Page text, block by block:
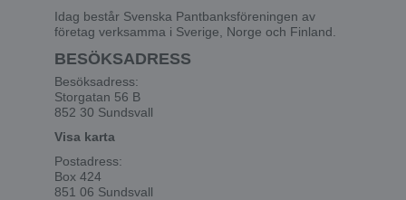
Idag består Svenska Pantbanksföreningen av
företag verksamma i Sverige, Norge och Finland.
BESÖKSADRESS
Besöksadress:
Storgatan 56 B
852 30 Sundsvall
Visa karta
Postadress:
Box 424
851 06 Sundsvall